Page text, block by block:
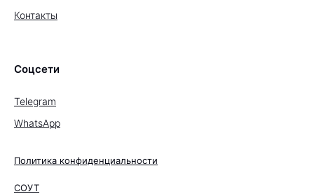
Контакты
Соцсети
Telegram
WhatsApp
Политика конфиденциальности
СОУТ